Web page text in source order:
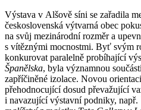
Výstava v Alšově síni se zařadila
československá výtvarná obec
na svůj mezinárodní rozměr a
s vítěznými mocnostmi. Byť svým
konkurovat paralelně probíhající
Španělska, byla významnou
zapříčiněné izolace. Novou
přehodnocující dosud převažující
i navazující výstavní podniky, např.